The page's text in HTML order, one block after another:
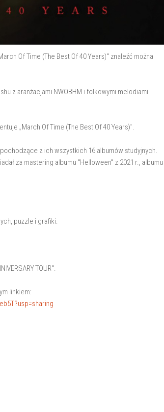
Of Time (The Best Of 40 Years)" znaleźć można
z aranżacjami NWOBHM i folkowymi melodiami
„March Of Time (The Best Of 40 Years)".
z ich wszystkich 16 albumów studyjnych.
za mastering albumu "Helloween" z 2021 r., albumu
puzzle i grafiki.
TOUR".
linkiem: